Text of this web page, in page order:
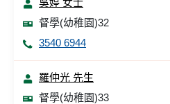
吳婷 女士
督學(幼稚園)32
3540 6944
羅仲光 先生
督學(幼稚園)33